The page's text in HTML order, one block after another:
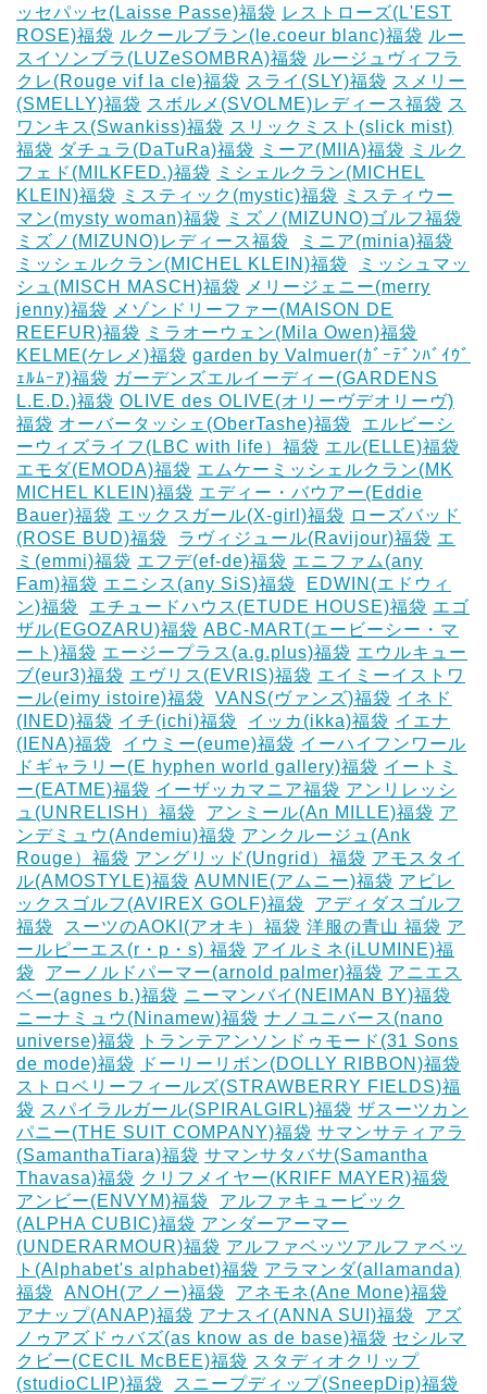
ッセパッセ(Laisse Passe)福袋 レストローズ(L'EST
ROSE)福袋 ルクールブラン(le.coeur blanc)福袋 ルー
スイソンブラ(LUZeSOMBRA)福袋 ルージュヴィフラ
クレ(Rouge vif la cle)福袋 スライ(SLY)福袋 スメリー
(SMELLY)福袋 スボルメ(SVOLME)レディース福袋 ス
ワンキス(Swankiss)福袋 スリックミスト(slick mist)
福袋 ダチュラ(DaTuRa)福袋 ‎ミーア(MIIA)福袋
ミルク
フェド(MILKFED.)福袋
ミシェルクラン(MICHEL
KLEIN)福袋
ミスティック(mystic)福袋
ミスティウー
マン(mysty woman)福袋
ミズノ(MIZUNO)ゴルフ福袋
ミズノ(MIZUNO)レディース福袋
ミニア(minia)福袋
ミッシェルクラン(MICHEL KLEIN)福袋
ミッシュマッ
シュ(MISCH MASCH)福袋
メリージェニー(merry
jenny)福袋
メゾンドリーファー(MAISON DE
REEFUR)福袋
ミラオーウェン(Mila Owen)福袋
KELME(ケレメ)福袋 ‎garden by Valmuer(ｶﾞｰﾃﾞﾝﾊﾞｲｳﾞ
ｪﾙﾑｰｱ)福袋 ガーデンズエルイーディー(GARDENS
L.E.D.)福袋 OLIVE des OLIVE(オリーヴデオリーヴ)
福袋 オーバータッシェ(OberTashe)福袋
エルビーシ
ーウィズライフ(LBC with life）福袋 エル(ELLE)福袋
エモダ(EMODA)福袋 エムケーミッシェルクラン(MK
MICHEL KLEIN)福袋 エディー・バウアー(Eddie
Bauer)福袋 エックスガール(X-girl)福袋 ローズバッド
(ROSE BUD)福袋
ラヴィジュール(Ravijour)福袋 エ
ミ(emmi)福袋 エフデ(ef-de)福袋 エニファム(any
Fam)福袋 エニシス(any SiS)福袋
EDWIN(エドウィ
ン)福袋
エチュードハウス(ETUDE HOUSE)福袋 エゴ
ザル(EGOZARU)福袋 ABC-MART(エービーシー・マ
ート)福袋 エージープラス(a.g.plus)福袋 エウルキュー
ブ(eur3)福袋 エヴリス(EVRIS)福袋 エイミーイストワ
ール(eimy istoire)福袋
VANS(ヴァンズ)福袋 イネド
(INED)福袋 イチ(ichi)福袋 イッカ(ikka)福袋 イエナ
(IENA)福袋
イウミー(eume)福袋 イーハイフンワール
ドギャラリー(E hyphen world gallery)福袋 イートミ
ー(EATME)福袋 イーザッカマニア福袋 アンリレッシ
ュ(UNRELISH）福袋
アンミール(An MILLE)福袋 ア
ンデミュウ(Andemiu)福袋 アンクルージュ(Ank
Rouge）福袋 アングリッド(Ungrid）福袋 アモスタイ
ル(AMOSTYLE)福袋 AUMNIE(アムニー)福袋 アビレ
ックスゴルフ(AVIREX GOLF)福袋
アディダスゴルフ
福袋
スーツのAOKI(アオキ）福袋 洋服の青山 福袋 ア
ールピーエス(r・p・s) 福袋 アイルミネ(iLUMINE)福
袋
アーノルドパーマー(arnold palmer)福袋 アニエス
ベー(agnes b.)福袋 ニーマンバイ(NEIMAN BY)福袋
ニーナミュウ(Ninamew)福袋 ナノユニバース(nano
universe)福袋
トランテアンソンドゥモード(31 Sons
de mode)福袋
ドーリーリボン(DOLLY RIBBON)福袋
ストロベリーフィールズ(STRAWBERRY FIELDS)福
袋 スパイラルガール(SPIRALGIRL)福袋 ザスーツカン
パニー(THE SUIT COMPANY)福袋 サマンサティアラ
(SamanthaTiara)福袋 サマンサタバサ(Samantha
Thavasa)福袋 クリフメイヤー(KRIFF MAYER)福袋
アンビー(ENVYM)福袋
アルファキュービック
(ALPHA CUBIC)福袋 アンダーアーマー
(UNDERARMOUR)福袋 アルファベッツアルファベッ
ト(Alphabet's alphabet)福袋 アラマンダ(allamanda)
福袋
ANOH(アノー)福袋
アネモネ(Ane Mone)福袋
アナップ(ANAP)福袋 アナスイ(ANNA SUI)福袋
アズ
ノゥアズドゥバズ(as know as de base)福袋 セシルマ
クビー(CECIL McBEE)福袋 スタディオクリップ
(studioCLIP)福袋
スニープディップ(SneepDip)福袋